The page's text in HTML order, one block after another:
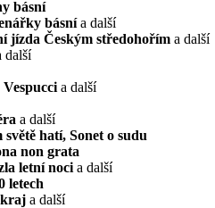
básní
básnía další
jízda Českým středohořím a další
další
a další
a další
světě hatí, Sonet o sudu
non grata
letní noci a další
letech
kraj a další